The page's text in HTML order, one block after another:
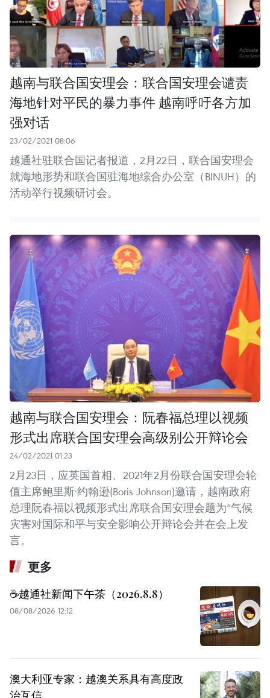
越南与联合国安理会：联合国安理会谴责
海地针对平民的暴力事件 越南呼吁各方加
强对话
23/02/2021 08:06
越通社驻联合国记者报道，2月22日，联合国安理会
就海地形势和联合国驻海地综合办公室（BINUH）的
活动举行视频研讨会。
越南与联合国安理会：阮春福总理以视频
形式出席联合国安理会高级别公开辩论会
24/02/2021 01:23
2月23日，应英国首相、2021年2月份联合国安理会轮
值主席鲍里斯·约翰逊(Boris Johnson)邀请，越南政府
总理阮春福以视频形式出席联合国安理会题为“气候
灾害对国际和平与安全影响公开辩论会并在会上发
言。
更多
☕️越通社新闻下午茶（2026.8.8）
08/08/2026 12:12
澳大利亚专家：越澳关系具有高度政
治互信